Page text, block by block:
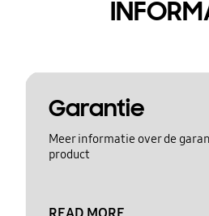
Garantie
Meer informatie over de
product